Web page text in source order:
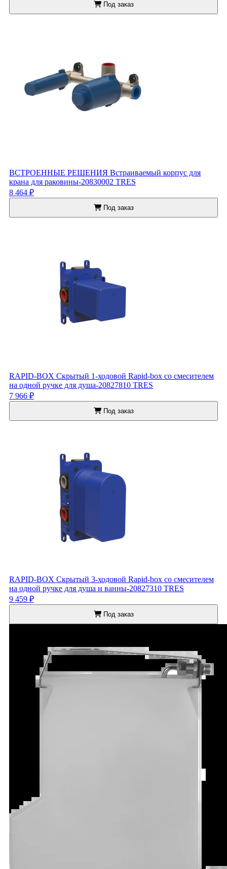
Под заказ
ВСТРОЕННЫЕ РЕШЕНИЯ Встраиваемый корпус для
крана для раковины-20830002 TRES
8 464 ₽
Под заказ
RAPID-BOX Скрытый 1-ходовой Rapid-box со смесителем
на одной ручке для душа-20827810 TRES
7 966 ₽
Под заказ
RAPID-BOX Скрытый 3-ходовой Rapid-box со смесителем
на одной ручке для душа и ванны-20827310 TRES
9 459 ₽
Под заказ